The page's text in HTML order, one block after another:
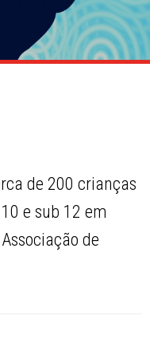
de 200 crianças
e sub 12 em
de